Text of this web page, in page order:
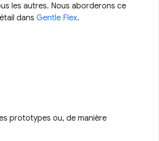
les autres. Nous aborderons ce
dans Gentle Flex.
prototypes ou, de manière